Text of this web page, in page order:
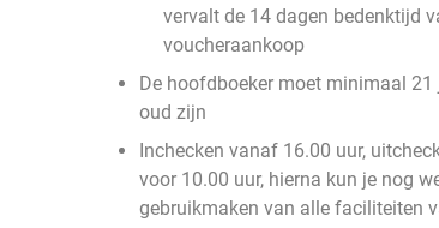
vervalt de 14 dagen bedenktijd
voucheraankoop
De hoofdboeker moet minimaal 21
oud zijn
Inchecken vanaf 16.00 uur,
voor 10.00 uur, hierna kun je nog
gebruikmaken van alle faciliteiten